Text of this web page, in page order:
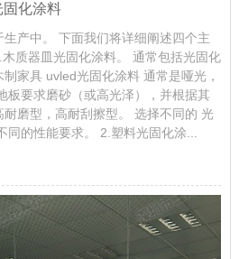
固化涂料
产中。 下面我们将详细阐述四个主
质器皿光固化涂料。 通常包括光固化
家具 uvled光固化涂料 通常是哑光，
板要求磨砂（或高光泽），并根据其
磨型，高耐刮擦型。 选择不同的 光
同的性能要求。 2.塑料光固化涂...